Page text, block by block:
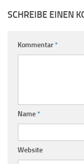
SCHREIBE EINEN
Kommentar*
Name*
Website